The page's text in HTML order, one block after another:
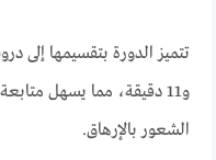
تتميز الدورة بتقسيمها إلى
و11 دقيقة، مما يسهل
الشعور بالإرهاق.